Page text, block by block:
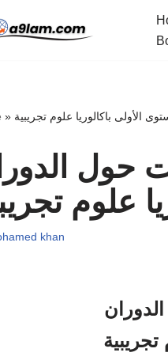
» الأولى باكالوريا علوم تجريبية
حول
علوم
khan
تجريبية